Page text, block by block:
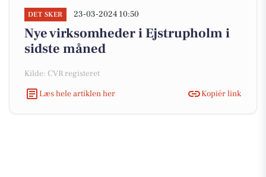
DET SKER 23-03-2024 10:50
Nye virksomheder i Ejstrupholm i
sidste måned
Kilde: CVR registeret
Læs hele artiklen her
Kopiér link